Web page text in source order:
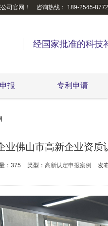
司官网！ 咨询热线： 189-2545-8772
经国家批准的科技
报 专利申请
业佛山市高新企业资质
：375 类型： 高新认定申报案例 发